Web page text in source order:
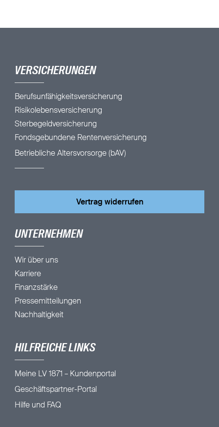
VERSICHERUNGEN
Berufsunfähigkeitsversicherung
Risikolebensversicherung
Sterbegeldversicherung
Fondsgebundene Rentenversicherung
Betriebliche Altersvorsorge (bAV)
Vertrag widerrufen
UNTERNEHMEN
Wir über uns
Karriere
Finanzstärke
Pressemitteilungen
Nachhaltigkeit
HILFREICHE LINKS
Meine LV 1871 – Kundenportal
Geschäftspartner-Portal
Hilfe und FAQ